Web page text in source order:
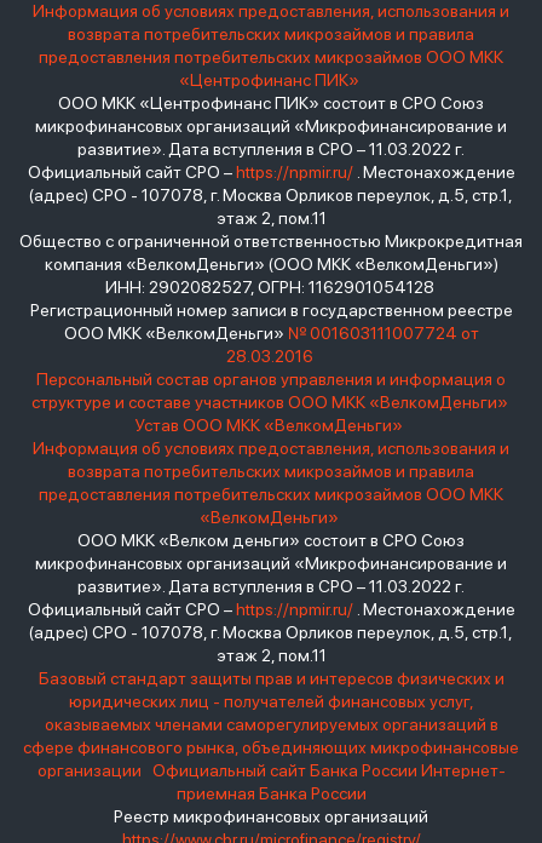
Информация об условиях предоставления, использования и
возврата потребительских микрозаймов и правила
предоставления потребительских микрозаймов ООО МКК
«Центрофинанс ПИК»
ООО МКК «Центрофинанс ПИК» состоит в СРО Союз
микрофинансовых организаций «Микрофинансирование и
развитие». Дата вступления в СРО – 11.03.2022 г.
Официальный сайт СРО –https://npmir.ru/. Местонахождение
(адрес) СРО - 107078, г. Москва Орликов переулок, д.5, стр.1,
этаж 2, пом.11
Общество с ограниченной ответственностью Микрокредитная
компания «ВелкомДеньги» (ООО МКК «ВелкомДеньги»)
ИНН: 2902082527, ОГРН: 1162901054128
Регистрационный номер записи в государственном реестре
ООО МКК «ВелкомДеньги» № 001603111007724 от
28.03.2016
Персональный состав органов управления и информация о
структуре и составе участников ООО МКК «ВелкомДеньги»
Устав ООО МКК «ВелкомДеньги»
Информация об условиях предоставления, использования и
возврата потребительских микрозаймов и правила
предоставления потребительских микрозаймов ООО МКК
«ВелкомДеньги»
ООО МКК «Велком деньги» состоит в СРО Союз
микрофинансовых организаций «Микрофинансирование и
развитие». Дата вступления в СРО – 11.03.2022 г.
Официальный сайт СРО –https://npmir.ru/. Местонахождение
(адрес) СРО - 107078, г. Москва Орликов переулок, д.5, стр.1,
этаж 2, пом.11
Базовый стандарт защиты прав и интересов физических и
юридических лиц - получателей финансовых услуг,
оказываемых членами саморегулируемых организаций в
сфере финансового рынка, объединяющих микрофинансовые
организации
Официальный сайт Банка России Интернет-
приемная Банка России
Реестр микрофинансовых организаций